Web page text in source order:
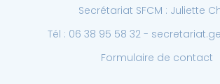
Secrétariat SFCM : Juliette
Tél : 06 38 95 58 32 -
Formulaire de contact